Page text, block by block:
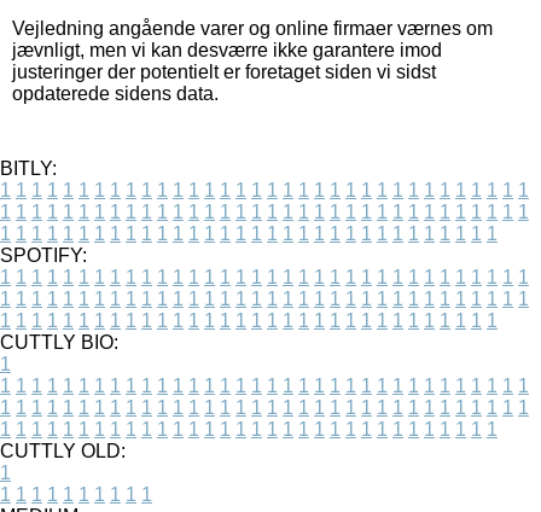
Vejledning angående varer og online firmaer værnes om
jævnligt, men vi kan desværre ikke garantere imod
justeringer der potentielt er foretaget siden vi sidst
opdaterede sidens data.
BITLY:
1 1 1 1 1 1 1 1 1 1 1 1 1 1 1 1 1 1 1 1 1 1 1 1 1 1 1 1 1 1 1 1 1 1
1 1 1 1 1 1 1 1 1 1 1 1 1 1 1 1 1 1 1 1 1 1 1 1 1 1 1 1 1 1 1 1 1 1
1 1 1 1 1 1 1 1 1 1 1 1 1 1 1 1 1 1 1 1 1 1 1 1 1 1 1 1 1 1 1 1
SPOTIFY:
1 1 1 1 1 1 1 1 1 1 1 1 1 1 1 1 1 1 1 1 1 1 1 1 1 1 1 1 1 1 1 1 1 1
1 1 1 1 1 1 1 1 1 1 1 1 1 1 1 1 1 1 1 1 1 1 1 1 1 1 1 1 1 1 1 1 1 1
1 1 1 1 1 1 1 1 1 1 1 1 1 1 1 1 1 1 1 1 1 1 1 1 1 1 1 1 1 1 1 1
CUTTLY BIO:
1
1 1 1 1 1 1 1 1 1 1 1 1 1 1 1 1 1 1 1 1 1 1 1 1 1 1 1 1 1 1 1 1 1 1
1 1 1 1 1 1 1 1 1 1 1 1 1 1 1 1 1 1 1 1 1 1 1 1 1 1 1 1 1 1 1 1 1 1
1 1 1 1 1 1 1 1 1 1 1 1 1 1 1 1 1 1 1 1 1 1 1 1 1 1 1 1 1 1 1 1
CUTTLY OLD:
1
1 1 1 1 1 1 1 1 1 1